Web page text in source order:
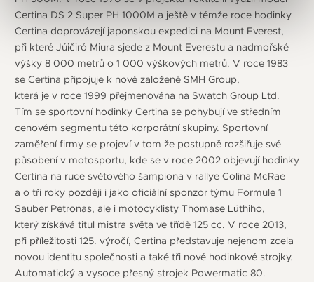
Certina DS 2 Super PH 1000M a ještě v témže roce hodinky
Certina doprovázejí japonskou expedici na Mount Everest,
při které Júičiró Miura sjede z Mount Everestu a nadmořské
výšky 8 000 metrů o 1 000 výškových metrů. V roce 1983
se Certina připojuje k nově založené SMH Group,
která je v roce 1999 přejmenována na Swatch Group Ltd.
Tím se sportovní hodinky Certina se pohybují ve středním
cenovém segmentu této korporátní skupiny. Sportovní
zaměření firmy se projeví v tom že postupně rozšiřuje své
působení v motosportu, kde se v roce 2002 objevují hodinky
Certina na ruce světového šampiona v rallye Colina McRae
a o tři roky později i jako oficiální sponzor týmu Formule 1
Sauber Petronas, ale i motocyklisty Thomase Lüthiho,
který získává titul mistra světa ve třídě 125 cc. V roce 2013,
při příležitosti 125. výročí, Certina představuje nejenom zcela
novou identitu společnosti a také tři nové hodinkové strojky.
Automatický a vysoce přesný strojek Powermatic 80.